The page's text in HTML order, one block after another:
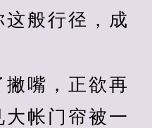
般行径，成
嘴，正欲再
帐门帘被一